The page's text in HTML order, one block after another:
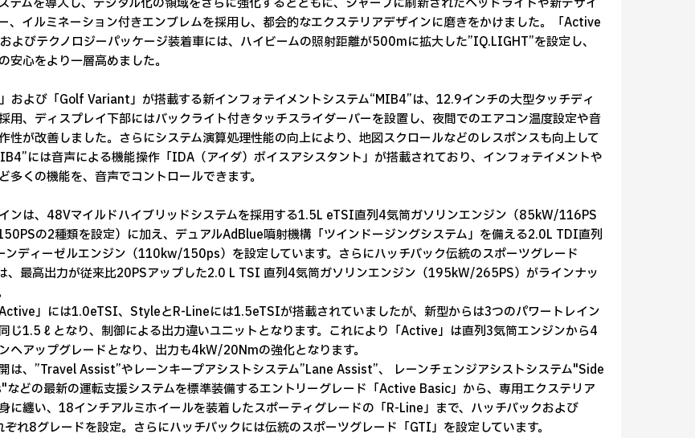
、イルミネーション付きエンブレムを採用し、都会的なエクステリアデザインに磨きをかけました。「Active
よびテクノロジーパッケージ装着車には、ハイビームの照射距離が500mに拡大した”IQ.LIGHT”を設定し、
安心をより一層高めました。
および「Golf Variant」が搭載する新インフォテイメントシステム“MIB4”は、12.9インチの大型タッチディ
用、ディスプレイ下部にはバックライト付きタッチスライダーバーを設置し、夜間でのエアコン温度設定や音
性が改善しました。さらにシステム演算処理性能の向上により、地図スクロールなどのレスポンスも向上して
には音声による機能操作「IDA（アイダ）ボイスアシスタント」が搭載されており、インフォテイメントや
多くの機能を、音声でコントロールできます。
ンは、48Vマイルドハイブリッドシステムを採用する1.5L eTSI直列4気筒ガソリンエンジン（85kW/116PS
の2種類を設定）に加え、デュアルAdBlue噴射機構「ツインドージングシステム」を備える2.0L TDI直列
ンディーゼルエンジン（110kw/150ps）を設定しています。さらにハッチバック伝統のスポーツグレード
、最高出力が従来比20PSアップした2.0 L TSI 直列4気筒ガソリンエンジン（195kW/265PS）がラインナッ
」には1.0eTSI、StyleとR-Lineには1.5eTSIが搭載されていましたが、新型からは3つのパワートレイン
じ1.5ℓとなり、制御による出力違いユニットとなります。これにより「Active」は直列3気筒エンジンから4
へアップグレードとなり、出力も4kW/20Nmの強化となります。
は、”Travel Assist”やレーンキープアシストシステム”Lane Assist”、 レーンチェンジアシストシステム"Side
どの最新の運転支援システムを標準装備するエントリーグレード「Active Basic」から、専用エクステリア
に纏い、18インチアルミホイールを装着したスポーティグレードの「R-Line」まで、ハッチバックおよび
れ8グレードを設定。さらにハッチバックには伝統のスポーツグレード「GTI」を設定しています。